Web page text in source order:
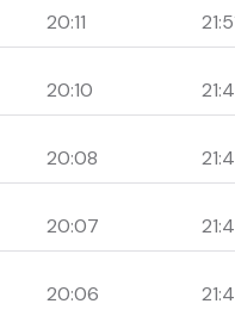
20:11
20:10
20:08
20:07
20:06